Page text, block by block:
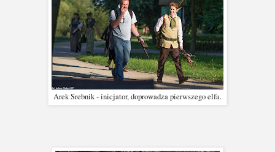
Arek Srebnik - inicjator, doprowadza pierwszego elfa.